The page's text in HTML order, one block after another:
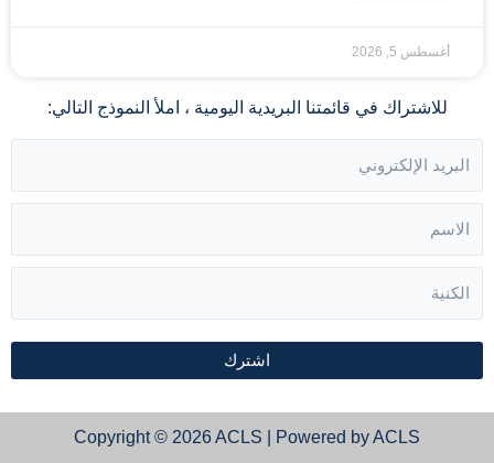
أغسطس 5, 2026
للاشتراك في قائمتنا البريدية اليومية ، املأ النموذج التالي:
اشترك
Copyright © 2026 ACLS | Powered by ACLS